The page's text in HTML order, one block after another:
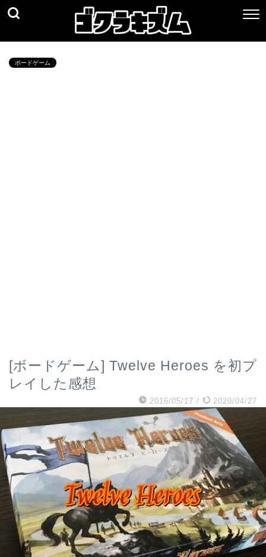
ボードゲーム
[ボードゲーム] Twelve Heroes を初プ
レイした感想
2016/05/17 / 2020/04/27